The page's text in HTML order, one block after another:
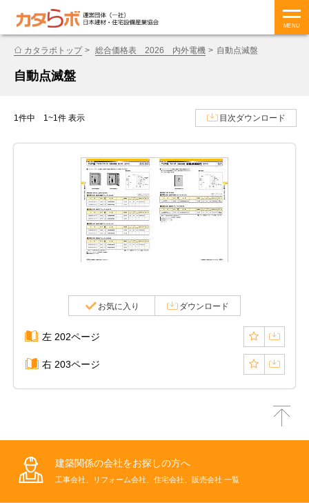
MENU
カタラボトップ 総合価格表 2026 内外電機 自動点滅盤
自動点滅盤
1件中 1~1件 表示 目次ダウンロード
お気に入り ダウンロード
左 202ページ
右 203ページ
建築関係の会社をお探しの方へ
工事会社、リフォーム会社、住宅会社、販売会社 一覧